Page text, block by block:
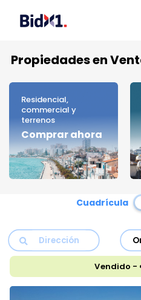
Propiedades en
Residencial,
commercial y
terrenos
Comprar ahora
Cuadrícula
Vendido -